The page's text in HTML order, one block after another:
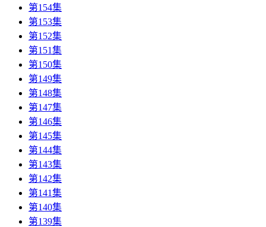
第154集
第153集
第152集
第151集
第150集
第149集
第148集
第147集
第146集
第145集
第144集
第143集
第142集
第141集
第140集
第139集